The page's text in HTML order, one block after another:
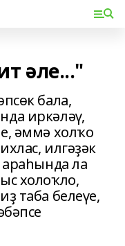
әле..."
бала,
иркәләү,
әммә холҡо
илгәҙәк
араһында ла
холоҡло,
таба белеүе,